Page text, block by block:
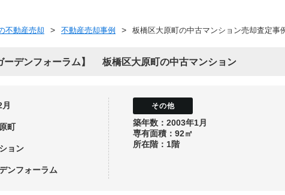
不動産売却 不動産売却事例 板橋区大原町の中古マンション売却査定事
ーデンフォーラム 板橋区大原町の中古マンション
町
ョン
ンフォーラム
築年数：2003年1月
専有面積：92㎡
所在階：1階